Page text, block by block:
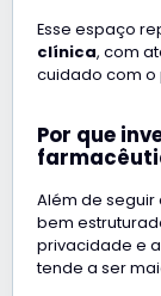
Esse espaço
clínica, com
cuidado com o
Por que
Além de seguir
bem
privacidade e
tende a ser